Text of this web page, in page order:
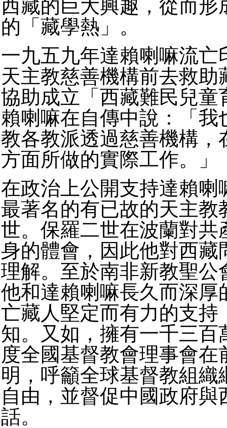
西藏的巨大興趣，從而形
的「藏學熱」。
一九五九年達賴喇嘛流亡
天主教慈善機構前去救助
協助成立「西藏難民兒童
賴喇嘛在自傳中說：「我
教各教派透過慈善機構，
方面所做的實際工作。」
在政治上公開支持達賴喇
最著名的有已故的天主教
世。保羅二世在波蘭對共
身的體會，因此他對西藏
理解。至於南非新教聖公
他和達賴喇嘛長久而深厚
亡藏人堅定而有力的支持
知。又如，擁有一千三百
度全國基督教會理事會在
明，呼籲全球基督教組織
自由，並督促中國政府與
話。